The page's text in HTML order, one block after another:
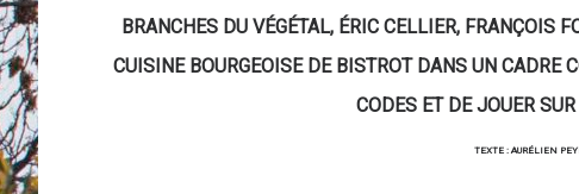
BRANCHES DU VÉGÉTAL, ÉRIC CELLIER, FRANÇOIS
CUISINE BOURGEOISE DE BISTROT DANS UN CADRE
CODES ET DE JOUER
TEXTE : AURÉLIEN